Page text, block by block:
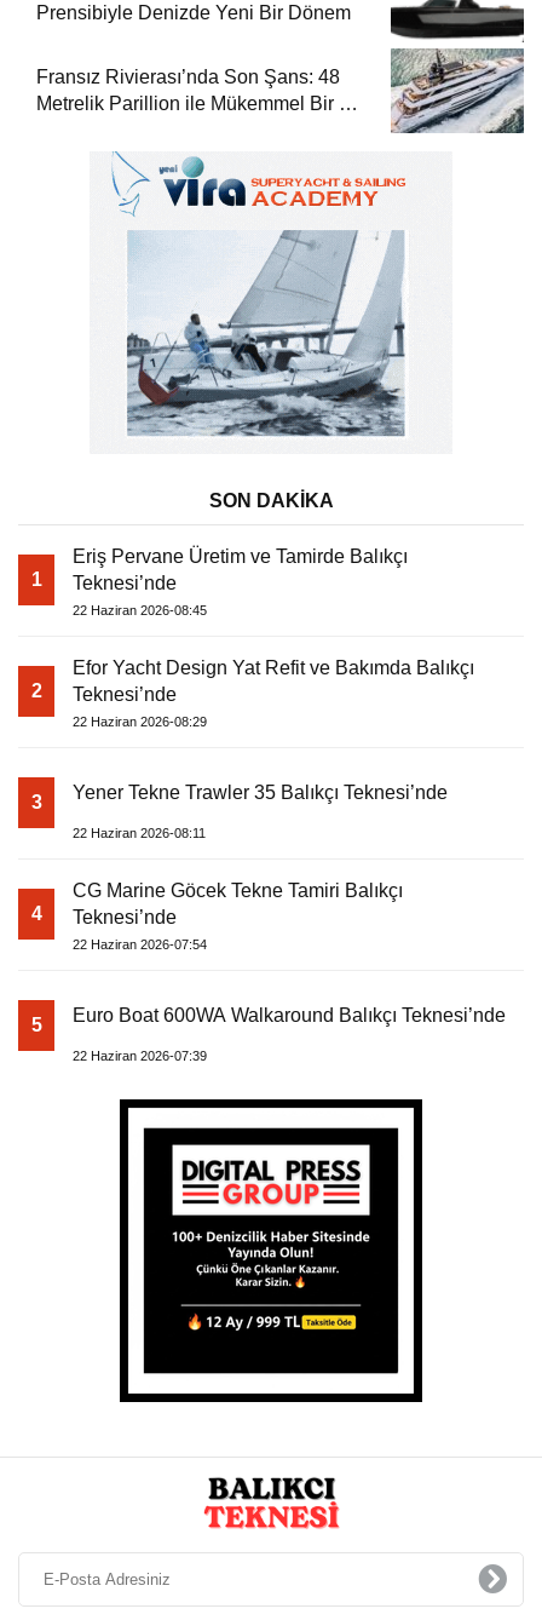
Prensibiyle Denizde Yeni Bir Dönem
Fransız Rivierası’nda Son Şans: 48
Metrelik Parillion ile Mükemmel Bir Yat
SON DAKİKA
1
Eriş Pervane Üretim ve Tamirde Balıkçı
Teknesi’nde
22 Haziran 2026-08:45
2
Efor Yacht Design Yat Refit ve Bakımda Balıkçı
Teknesi’nde
22 Haziran 2026-08:29
3 Yener Tekne Trawler 35 Balıkçı Teknesi’nde
22 Haziran 2026-08:11
4
CG Marine Göcek Tekne Tamiri Balıkçı
Teknesi’nde
22 Haziran 2026-07:54
5 Euro Boat 600WA Walkaround Balıkçı Teknesi’nde
22 Haziran 2026-07:39